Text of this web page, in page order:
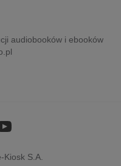
audiobooków i ebooków
Kiosk S.A.